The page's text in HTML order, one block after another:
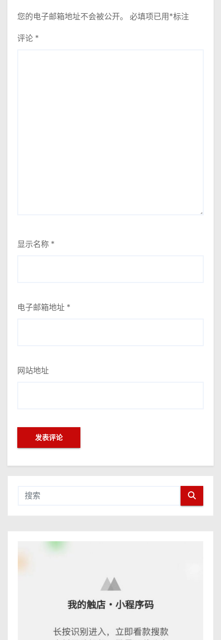
您的电子邮箱地址不会被公开。 必填项已用*标注
评论 *
显示名称 *
电子邮箱地址 *
网站地址